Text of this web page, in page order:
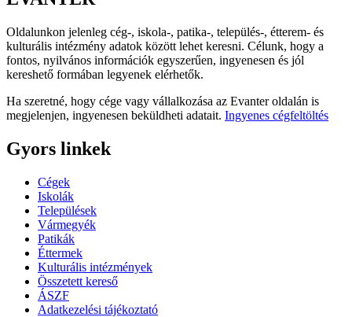
Oldalunkon jelenleg cég-, iskola-, patika-, település-, étterem- és
kulturális intézmény adatok között lehet keresni. Célunk, hogy a
fontos, nyilvános információk egyszerűen, ingyenesen és jól
kereshető formában legyenek elérhetők.
Ha szeretné, hogy cége vagy vállalkozása az Evanter oldalán is
megjelenjen, ingyenesen beküldheti adatait. Ingyenes cégfeltöltés
Gyors linkek
Cégek
Iskolák
Települések
Vármegyék
Patikák
Éttermek
Kulturális intézmények
Összetett kereső
ÁSZF
Adatkezelési tájékoztató